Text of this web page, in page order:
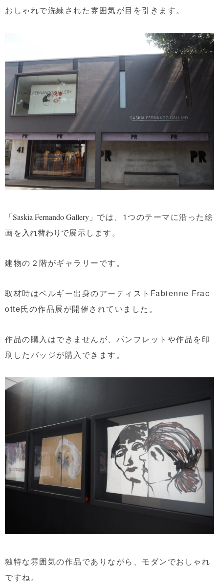
おしゃれで洗練された雰囲気が目を引きます。
「Saskia Fernando Gallery」 では、1つのテーマに沿った絵
画を 入れ替わりで展示します。
建物の２階がギャラリーです。
取材時はベルギー出身のアーティストFabienne Frac
otte氏の作品展が開催されていました。
作品の購入はできませんが、パンフレットや作品を印
刷したバッジが購入できます。
独特な雰囲気の作品でありながら、モダンでおしゃれ
ですね。